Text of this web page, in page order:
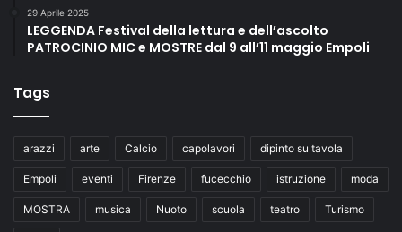
29 Aprile 2025
LEGGENDA Festival della lettura e dell’ascolto
PATROCINIO MIC e MOSTRE dal 9 all’11 maggio Empoli
Tags
arazzi arte Calcio capolavori dipinto su tavola
Empoli eventi Firenze fucecchio istruzione moda
MOSTRA musica Nuoto scuola teatro Turismo